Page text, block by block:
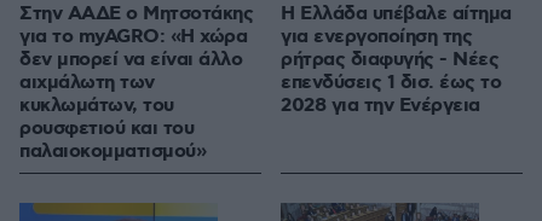
Στην ΑΑΔΕ ο Μητσοτάκης
για το myAGRO: «Η χώρα
δεν μπορεί να είναι άλλο
αιχμάλωτη των
κυκλωμάτων, του
ρουσφετιού και του
παλαιοκομματισμού»
Η Ελλάδα υπέβαλε αίτημα
για ενεργοποίηση της
ρήτρας διαφυγής - Νέες
επενδύσεις 1 δισ. έως το
2028 για την Ενέργεια